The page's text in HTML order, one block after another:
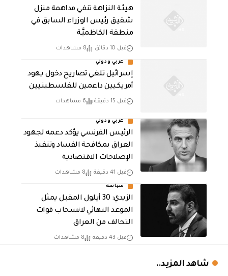
هيئة النزاهة تنفي مداهمة منزل
شقيق رئيس الوزراء السابق في
منطقة الكاظميَّة
قبل 10 دقائق 8 مشاهدات
عربي ودولي
إسرائيل تلغي تصاريح دخول يهود
أمريكيين داعمين للفلسطينيين
قبل 15 دقيقة 6 مشاهدات
عربي ودولي
الرئيس الفرنسي يؤكد دعمه لجهود
العراق بمكافحة الفساد وتنفيذ
الإصلاحات الاقتصادية
قبل 41 دقيقة 8 مشاهدات
سياسة
الزيدي: 30 أيلول المقبل يمثل
الموعد النهائي لانسحاب قوات
التحالف من العراق
قبل 43 دقيقة 8 مشاهدات
شاهد المزيد..